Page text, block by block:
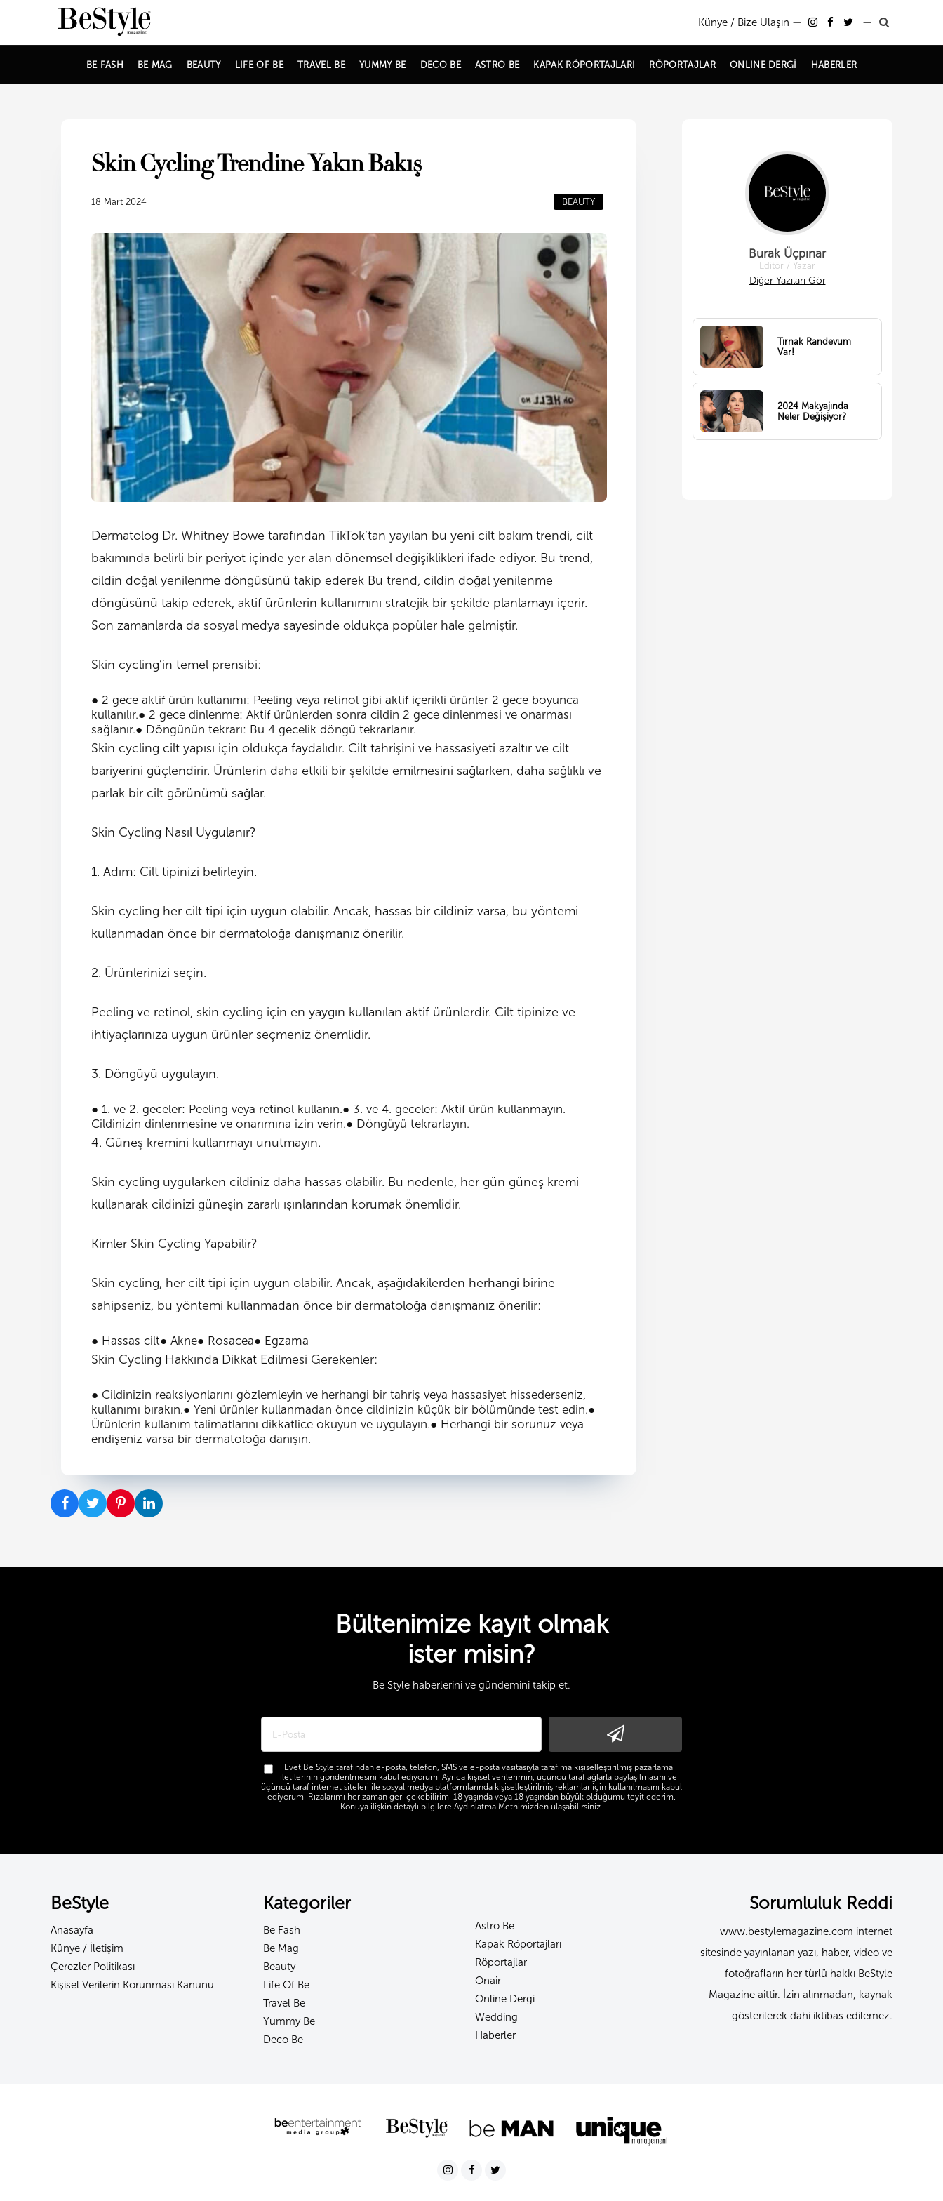
Künye / Bize Ulaşın — —
BE FASH BE MAG BEAUTY LIFE OF BE TRAVEL BE YUMMY BE DECO BE ASTRO BE KAPAK RÖPORTAJLARI RÖPORTAJLAR ONLINE DERGİ HABERLER
Skin Cycling Trendine Yakın Bakış
18 Mart 2024 BEAUTY
Dermatolog Dr. Whitney Bowe tarafından TikTok’tan yayılan bu yeni cilt bakım trendi, cilt
bakımında belirli bir periyot içinde yer alan dönemsel değişiklikleri ifade ediyor. Bu trend,
cildin doğal yenilenme döngüsünü takip ederek Bu trend, cildin doğal yenilenme
döngüsünü takip ederek, aktif ürünlerin kullanımını stratejik bir şekilde planlamayı içerir.
Son zamanlarda da sosyal medya sayesinde oldukça popüler hale gelmiştir.
Skin cycling’in temel prensibi:
● 2 gece aktif ürün kullanımı: Peeling veya retinol gibi aktif içerikli ürünler 2 gece boyunca
kullanılır.● 2 gece dinlenme: Aktif ürünlerden sonra cildin 2 gece dinlenmesi ve onarması
sağlanır.● Döngünün tekrarı: Bu 4 gecelik döngü tekrarlanır.
Skin cycling cilt yapısı için oldukça faydalıdır. Cilt tahrişini ve hassasiyeti azaltır ve cilt
bariyerini güçlendirir. Ürünlerin daha etkili bir şekilde emilmesini sağlarken, daha sağlıklı ve
parlak bir cilt görünümü sağlar.
Skin Cycling Nasıl Uygulanır?
1. Adım: Cilt tipinizi belirleyin.
Skin cycling her cilt tipi için uygun olabilir. Ancak, hassas bir cildiniz varsa, bu yöntemi
kullanmadan önce bir dermatoloğa danışmanız önerilir.
2. Ürünlerinizi seçin.
Peeling ve retinol, skin cycling için en yaygın kullanılan aktif ürünlerdir. Cilt tipinize ve
ihtiyaçlarınıza uygun ürünler seçmeniz önemlidir.
3. Döngüyü uygulayın.
● 1. ve 2. geceler: Peeling veya retinol kullanın.● 3. ve 4. geceler: Aktif ürün kullanmayın.
Cildinizin dinlenmesine ve onarımına izin verin.● Döngüyü tekrarlayın.
4. Güneş kremini kullanmayı unutmayın.
Skin cycling uygularken cildiniz daha hassas olabilir. Bu nedenle, her gün güneş kremi
kullanarak cildinizi güneşin zararlı ışınlarından korumak önemlidir.
Kimler Skin Cycling Yapabilir?
Skin cycling, her cilt tipi için uygun olabilir. Ancak, aşağıdakilerden herhangi birine
sahipseniz, bu yöntemi kullanmadan önce bir dermatoloğa danışmanız önerilir:
● Hassas cilt● Akne● Rosacea● Egzama
Skin Cycling Hakkında Dikkat Edilmesi Gerekenler:
● Cildinizin reaksiyonlarını gözlemleyin ve herhangi bir tahriş veya hassasiyet hissederseniz,
kullanımı bırakın.● Yeni ürünler kullanmadan önce cildinizin küçük bir bölümünde test edin.●
Ürünlerin kullanım talimatlarını dikkatlice okuyun ve uygulayın.● Herhangi bir sorunuz veya
endişeniz varsa bir dermatoloğa danışın.
Burak Üçpınar
Editör / Yazar
Diğer Yazıları Gör
Tırnak Randevum
Var!
2024 Makyajında
Neler Değişiyor?
Bültenimize kayıt olmak
ister misin?
Be Style haberlerini ve gündemini takip et.
Evet Be Style tarafından e-posta, telefon, SMS ve e-posta vasıtasıyla tarafıma kişiselleştirilmiş pazarlama
iletilerinin gönderilmesini kabul ediyorum. Ayrıca kişisel verilerimin, üçüncü taraf ağlarla paylaşılmasını ve
üçüncü taraf internet siteleri ile sosyal medya platformlarında kişiselleştirilmiş reklamlar için kullanılmasını kabul
ediyorum. Rızalarımı her zaman geri çekebilirim. 18 yaşında veya 18 yaşından büyük olduğumu teyit ederim.
Konuya ilişkin detaylı bilgilere Aydınlatma Metnimizden ulaşabilirsiniz.
BeStyle
Anasayfa
Künye / İletişim
Çerezler Politikası
Kişisel Verilerin Korunması Kanunu
Kategoriler
Be Fash
Be Mag
Beauty
Life Of Be
Travel Be
Yummy Be
Deco Be
Astro Be
Kapak Röportajları
Röportajlar
Onair
Online Dergi
Wedding
Haberler
Sorumluluk Reddi
www.bestylemagazine.com internet
sitesinde yayınlanan yazı, haber, video ve
fotoğrafların her türlü hakkı BeStyle
Magazine aittir. İzin alınmadan, kaynak
gösterilerek dahi iktibas edilemez.